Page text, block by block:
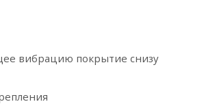
вибрацию покрытие снизу